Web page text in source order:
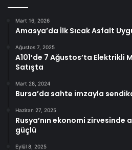
Mart 16, 2026
Amasya’da İlk Sıcak Asfalt
Ağustos 7, 2025
A101’de 7 Ağustos’ta Elektrikli
Satışta
Mart 28, 2024
Bursa’da sahte imzayla
Haziran 27, 2025
Rusya’nın ekonomi zirvesinde
güçlü
Eylül 8, 2025